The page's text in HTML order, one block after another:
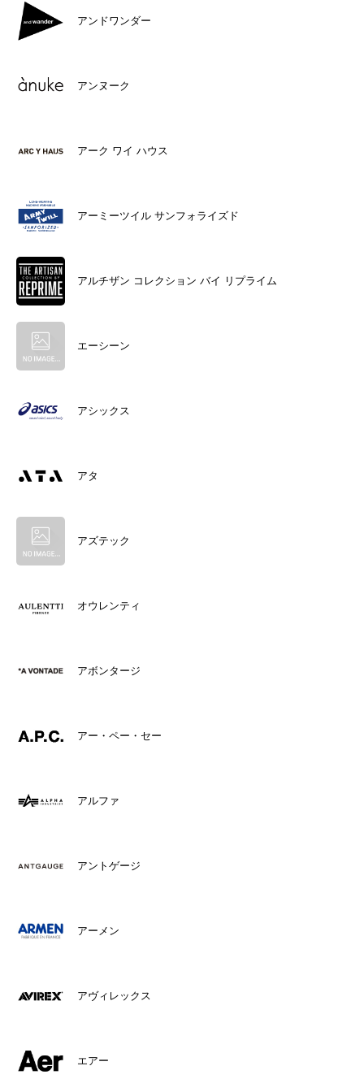
アンドワンダー
アンヌーク
アーク ワイ ハウス
アーミーツイル サンフォライズド
アルチザン コレクション バイ リプライム
エーシーン
アシックス
アタ
アズテック
オウレンティ
アボンタージ
アー・ペー・セー
アルファ
アントゲージ
アーメン
アヴィレックス
エアー